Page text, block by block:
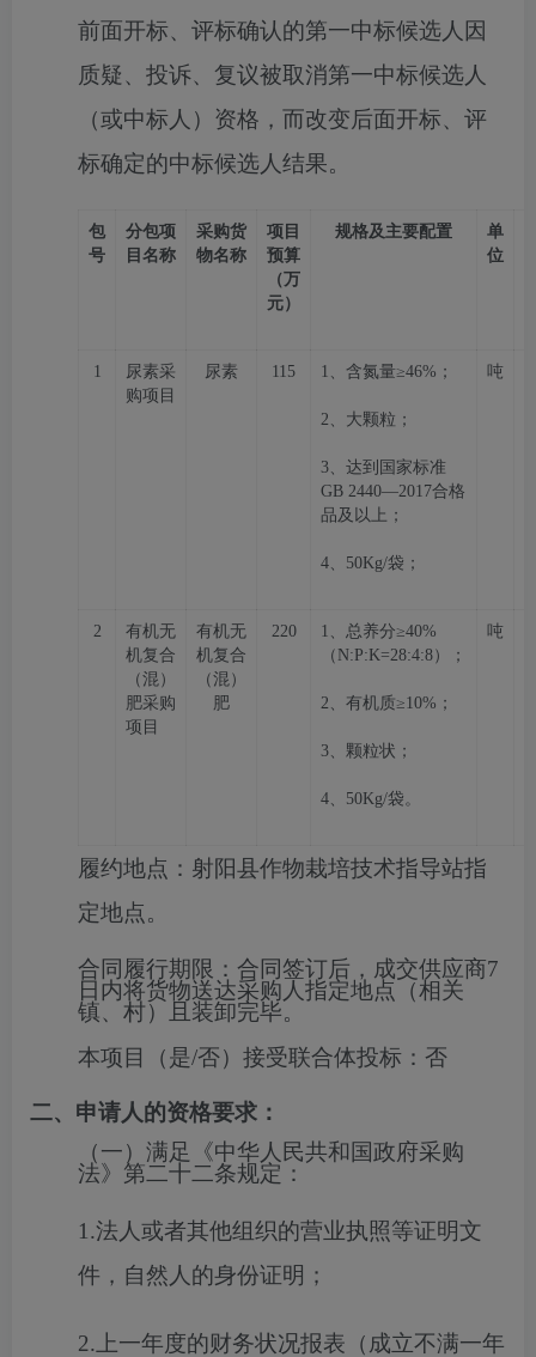
前面开标、评标确认的第一中标候选人因
质疑、投诉、复议被取消第一中标候选人
（或中标人）资格，而改变后面开标、评
标确定的中标候选人结果。
包
号
分包项
目名称
采购货
物名称
项目
预算
（万
元）
规格及主要配置
单
位
1 尿素采
购项目
尿素 115 1、 含氮量≥46%；
2、大颗粒；
3、达到国家标准
GB 2440—2017合格
品及以上；
4、 50Kg/袋；
吨
2
有机无
机复合
（混）
肥采购
项目
有机无
机复合
（混）
肥
220 1、 总养分≥40%
（N:P:K=28:4:8）；
2、有机质≥10%；
3、 颗粒状；
4、 50Kg/袋。
吨
履约地点：射阳县作物栽培技术指导站指
定地点。
合同履行期限： 合同签订后，成交供应商7
日内将货物送达采购人指定地点（相关
镇、村）且装卸完毕。
本项目（是/否）接受联合体投标： 否
二、申请人的资格要求：
（一）满足《中华人民共和国政府采购
法》第二十二条规定：
1.法人或者其他组织的营业执照等证明文
件，自然人的身份证明；
2.上一年度的财务状况报表（成立不满一年